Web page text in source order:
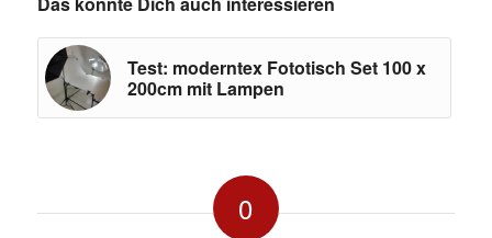
Test: moderntex Fototisch Set 100 x
200cm mit Lampen
0